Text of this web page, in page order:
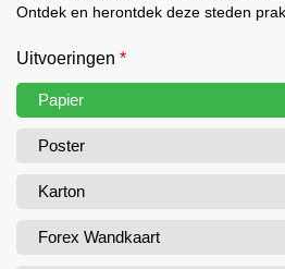
Ontdek en herontdek deze steden
Uitvoeringen *
Papier
Poster
Karton
Forex Wandkaart